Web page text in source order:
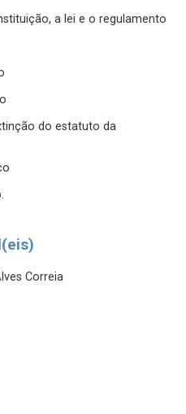
a lei e o regulamento
do estatuto da
Correia